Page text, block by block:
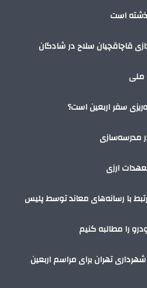
است
قاچاقچیان سلاح در شادگان
ملی
سفر اربعین است؟
با رسانه‌های معاند توسط پلیس
را مطالبه کنیم